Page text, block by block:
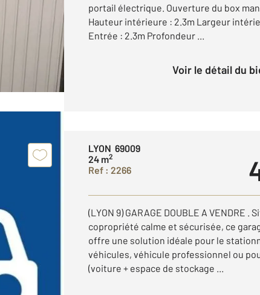
portail électrique. Ouverture du box
Hauteur intérieure : 2.3m Largeur
Entrée : 2.3m Profondeur ...
Voir le détail du
LYON 69009
24 m2
Ref : 2266
(LYON 9) GARAGE DOUBLE A VENDRE .
copropriété calme et sécurisée, ce
offre une solution idéale pour le
véhicules, véhicule professionnel ou
(voiture + espace de stockage ...